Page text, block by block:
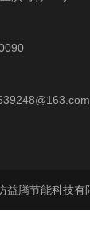
益腾节能科技